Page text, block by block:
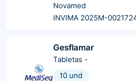
Novamed
INVIMA 2025M-
Gesflamar
Tabletas -
10 und